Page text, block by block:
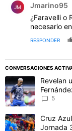
JM Jmarino95
¿Faravelli o
necesario
RESPONDER
CONVERSACIONES
Este listado
Un artículo deRevelan
5
Un artículo de
Cruz
Jornada